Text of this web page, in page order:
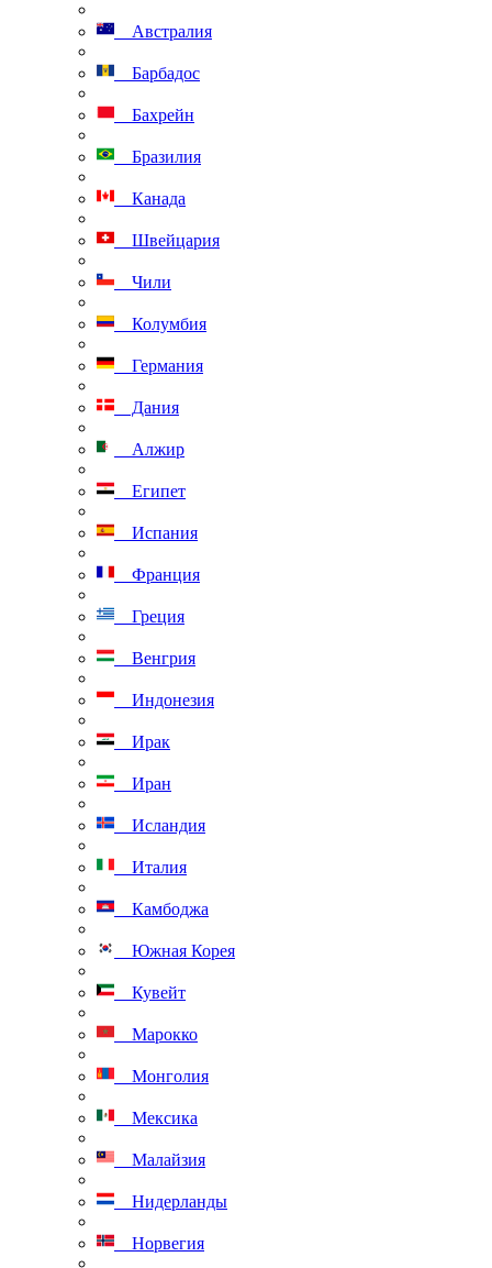
Австралия
Барбадос
Бахрейн
Бразилия
Канада
Швейцария
Чили
Колумбия
Германия
Дания
Алжир
Египет
Испания
Франция
Греция
Венгрия
Индонезия
Ирак
Иран
Исландия
Италия
Камбоджа
Южная Корея
Кувейт
Марокко
Монголия
Мексика
Малайзия
Нидерланды
Норвегия